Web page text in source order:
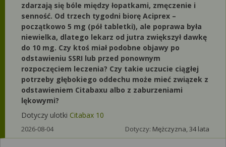
zdarzają się bóle między łopatkami, zmęczenie i
senność. Od trzech tygodni biorę Aciprex –
początkowo 5 mg (pół tabletki), ale poprawa była
niewielka, dlatego lekarz od jutra zwiększył dawkę
do 10 mg. Czy ktoś miał podobne objawy po
odstawieniu SSRI lub przed ponownym
rozpoczęciem leczenia? Czy takie uczucie ciągłej
potrzeby głębokiego oddechu może mieć związek z
odstawieniem Citabaxu albo z zaburzeniami
lękowymi?
Dotyczy ulotki Citabax 10
2026-08-04 Dotyczy: Mężczyzna, 34 lata